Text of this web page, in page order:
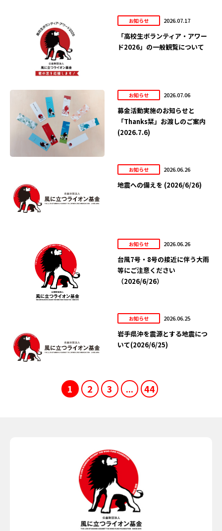
お知らせ 2026.07.17
「高校生ボランティア・アワー
ド2026」の一般観覧について
お知らせ 2026.07.06
募金活動実施のお知らせと
「Thanks栞」お渡しのご案内
(2026.7.6)
お知らせ 2026.06.26
地震への備えを (2026/6/26)
お知らせ 2026.06.26
台風7号・8号の接近に伴う大雨
等にご注意ください
（2026/6/26）
お知らせ 2026.06.25
岩手県沖を震源とする地震につ
いて(2026/6/25)
1 2 3 ... 44